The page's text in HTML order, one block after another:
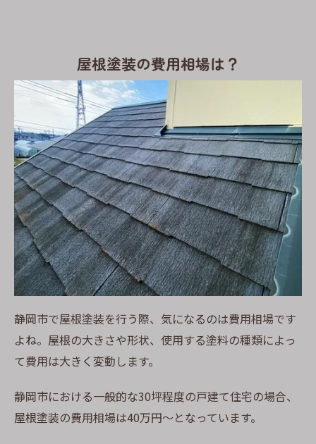
屋根塗装の費用相場は？
静岡市で屋根塗装を行う際、気になるのは費用相場です
よね。屋根の大きさや形状、使用する塗料の種類によっ
て費用は大きく変動します。
静岡市における一般的な30坪程度の戸建て住宅の場合、
屋根塗装の費用相場は40万円～となっています。